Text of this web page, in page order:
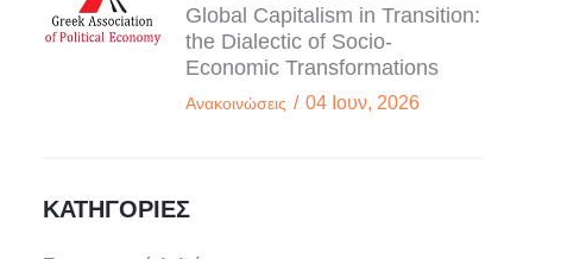
Global Capitalism in Transition:
the Dialectic of Socio-
Economic Transformations
Ανακοινώσεις / 04 Ιουν, 2026
ΚΑΤΗΓΟΡΊΕΣ